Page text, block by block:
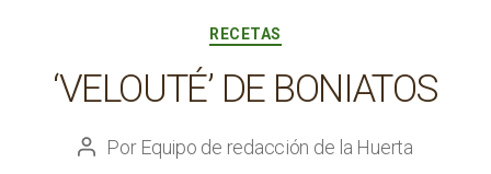
Categorías
RECETAS
‘VELOUTÉ’ DE BONIATOS
Autor
Por Equipo de redacción de la Huerta